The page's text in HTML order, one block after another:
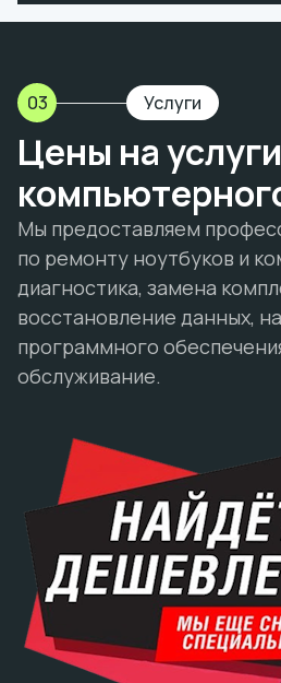
03 Услуги
Цены на услуги
Мы предоставляем
по ремонту ноутбуков и
диагностика, замена
восстановление данных,
программного
обслуживание.